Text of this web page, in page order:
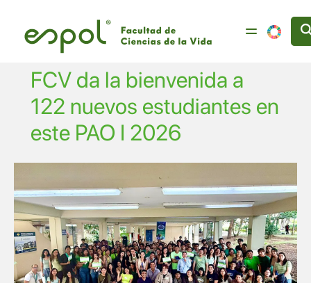
FCV da la bienvenida a
122 nuevos estudiantes en
este PAO I 2026